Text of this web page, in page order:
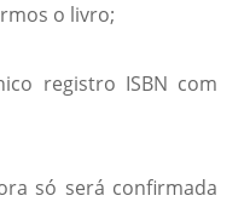
o livro;
registro ISBN com
só será confirmada